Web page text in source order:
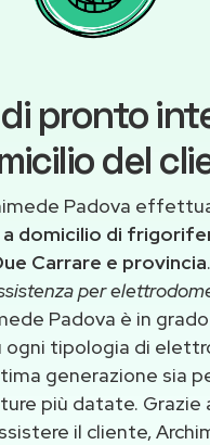
di pronto
del
Padova
domicilio di
Carrare e provincia
per
Padova è in
ogni tipologia di
generazione sia
più datate. Grazie
il cliente,